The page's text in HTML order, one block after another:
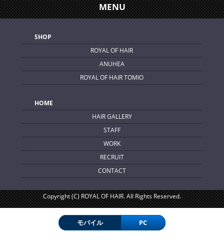
MENU
SHOP
ROYAL OF HAIR
ANUHEA
ROYAL OF HAIR TOMIO
HOME
HAIR GALLERY
STAFF
WORK
RECRUIT
CONTACT
Copyright (C) ROYAL OF HAIR. All Rights Reserved.
モバイル PC